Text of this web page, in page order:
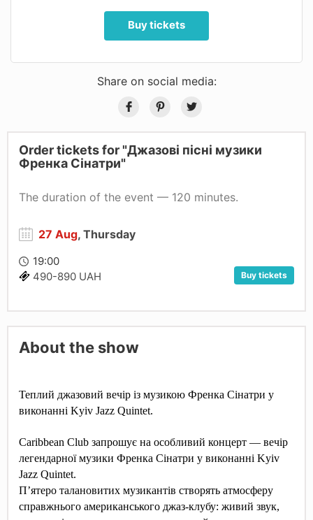
Buy tickets
Share on social media:
Order tickets for "Джазові пісні музики
Френка Сінатри"
The duration of the event — 120 minutes.
27 Aug, Thursday
19:00
490-890 UAH
Buy tickets
About the show
Теплий джазовий вечір із музикою Френка Сінатри у
виконанні Kyiv Jazz Quintet.
Caribbean Club запрошує на особливий концерт — вечір
легендарної музики Френка Сінатри у виконанні Kyiv
Jazz Quintet.
П’ятеро талановитих музикантів створять атмосферу
справжнього американського джаз-клубу: живий звук,